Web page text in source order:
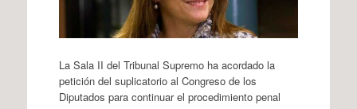
La Sala II del Tribunal Supremo ha acordado la
petición del suplicatorio al Congreso de los
Diputados para continuar el procedimiento penal